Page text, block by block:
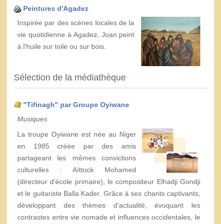
Peintures d'Agadez
Inspirée par des scènes locales de la
vie quotidienne à Agadez, Joan peint
à l'huile sur toile ou sur bois.
Sélection de la médiathèque
"Tifinagh" par Groupe Oyiwane
Musiques
La troupe Oyiwane est née au Niger
en 1985 créée par des amis
partageant les mêmes convictions
culturelles : Aïttock Mohamed
(directeur d'école primaire), le compositeur Elhadji Gondji
et le guitariste Balla Kader. Grâce à ses chants captivants,
développant des thèmes d'actualité, évoquant les
contrastes entre vie nomade et influences occidentales, le